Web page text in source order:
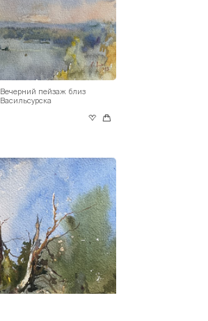
Вечерний пейзаж близ
Васильсурска